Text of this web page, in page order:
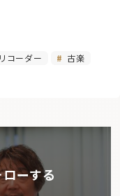
リコーダー
古楽
ーする